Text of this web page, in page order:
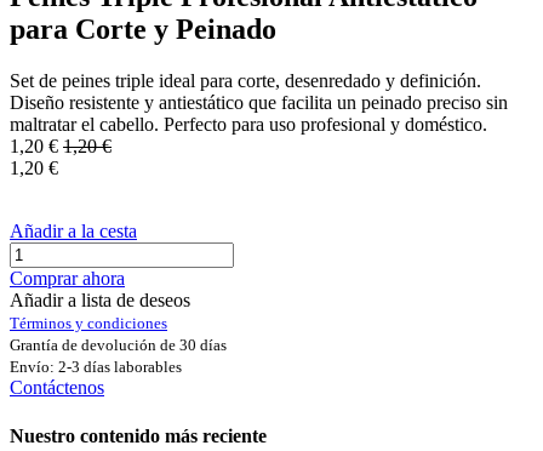
para Corte y Peinado
Set de peines triple ideal para corte, desenredado y definición.
Diseño resistente y antiestático que facilita un peinado preciso sin
maltratar el cabello. Perfecto para uso profesional y doméstico.
1,20 € 1,20€
1,20 €
Añadir a la cesta
Comprar ahora
Añadir a lista de deseos
Términos y condiciones
Grantía de devolución de 30 días
Envío: 2-3 días laborables
Contáctenos
Nuestro contenido más reciente